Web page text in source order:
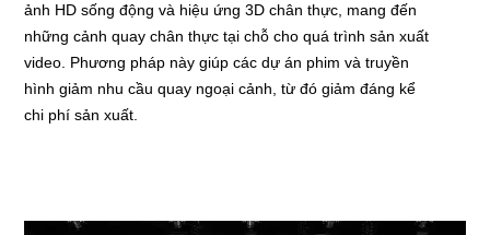
ảnh HD sống động và hiệu ứng 3D chân thực, mang đến
những cảnh quay chân thực tại chỗ cho quá trình sản xuất
video. Phương pháp này giúp các dự án phim và truyền
hình giảm nhu cầu quay ngoại cảnh, từ đó giảm đáng kể
chi phí sản xuất.